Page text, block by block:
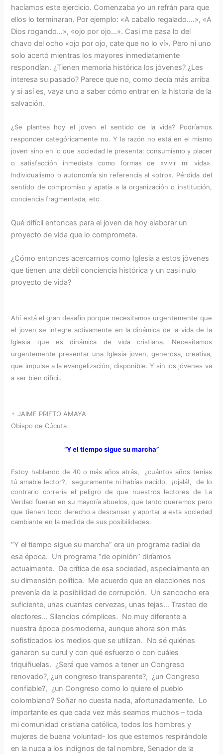
hacíamos este ejercicio. Comenzaba yo un refrán para que
ellos lo terminaran. Por ejemplo: «A caballo regalado….», «A
Dios rogando…», «ojo por ojo…». Casi me pasa lo del
chavo del ocho «ojo por ojo, cate que no lo ví». Pero ni uno
solo acertó mientras los mayores inmediatamente
respondían. ¿Tienen memoria histórica los jóvenes? ¿Les
interesa su pasado? Parece que no, como decía más arriba
y si así es, vaya uno a saber cómo entrar en la historia de la
salvación.
¿Se plantea hoy el joven el sentido de la vida? Podríamos
responder categóricamente no. Y la razón no está en el mismo
joven sino en lo que sociedad le presenta: consumismo y placer
o satisfacción inmediata como formas de «vivir mi vida».
Individualismo o autonomía sin referencia al «otro». Pérdida del
sentido de compromiso y apatía a la organización o institución,
conciencia fragmentada, etc.
Qué difícil entonces para el joven de hoy elaborar un
proyecto de vida que lo comprometa.
¿Cómo entonces acercarnos como Iglesia a estos jóvenes
que tienen una débil conciencia histórica y un casi nulo
proyecto de vida?
Ahí está el gran desafío porque necesitamos urgentemente que
el joven se integre activamente en la dinámica de la vida de la
Iglesia que es dinámica de vida cristiana. Necesitamos
urgentemente presentar una Iglesia joven, generosa, creativa,
que impulse a la evangelización, disponible. Y sin los jóvenes va
a ser bien difícil.
+ JAIME PRIETO AMAYA
Obispo de Cúcuta
“Y el tiempo sigue su marcha”
Estoy hablando de 40 o más años atrás, ¿cuántos años tenías
tú amable lector?, seguramente ni habías nacido, ¡ojalá!, de lo
contrario correría el peligro de que nuestros lectores de La
Verdad fueran en su mayoría abuelos, que tanto queremos pero
que tienen todo derecho a descansar y aportar a esta sociedad
cambiante en la medida de sus posibilidades.
“Y el tiempo sigue su marcha” era un programa radial de
esa época. Un programa “de opinión” diríamos
actualmente. De crítica de esa sociedad, especialmente en
su dimensión política. Me acuerdo que en elecciones nos
prevenía de la posibilidad de corrupción. Un sancocho era
suficiente, unas cuantas cervezas, unas tejas… Trasteo de
electores… Silencios cómplices. No muy diferente a
nuestra época posmoderna, aunque ahora son más
sofisticados los medios que se utilizan. No sé quiénes
ganaron su curul y con qué esfuerzo o con cuáles
triquiñuelas. ¿Será que vamos a tener un Congreso
renovado?, ¿un congreso transparente?, ¿un Congreso
confiable?, ¿un Congreso como lo quiere el pueblo
colombiano? Soñar no cuesta nada, afortunadamente. Lo
importante es que cada vez más seamos muchos – toda
mi comunidad cristiana católica, todos los hombres y
mujeres de buena voluntad- los que estemos respirándole
en la nuca a los indignos de tal nombre, Senador de la